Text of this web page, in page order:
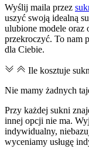
Wyślij maila przez
uszyć swoją idealną
ulubione modele oraz
przekroczyć. To nam
dla Ciebie.
Ile kosztuje
Nie mamy żadnych
Przy każdej sukni
innej opcji nie ma.
indywidualny,
wyceniamy usługę